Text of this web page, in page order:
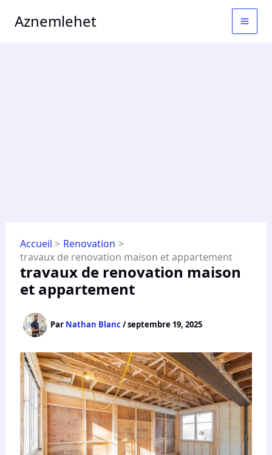
Aznemlehet
Accueil
Renovation
travaux de renovation maison et appartement
travaux de renovation maison
et appartement
Par Nathan Blanc/septembre 19, 2025